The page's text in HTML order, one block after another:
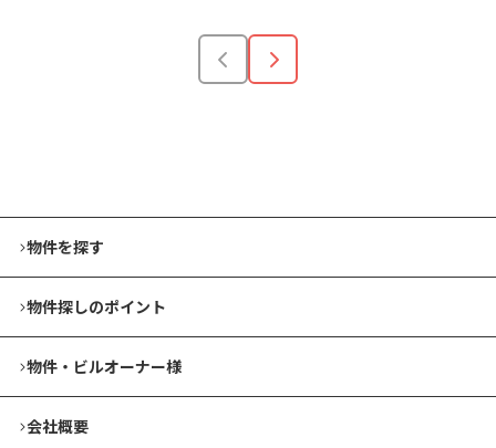
物件を探す
物件探しのポイント
物件・ビルオーナー様
会社概要